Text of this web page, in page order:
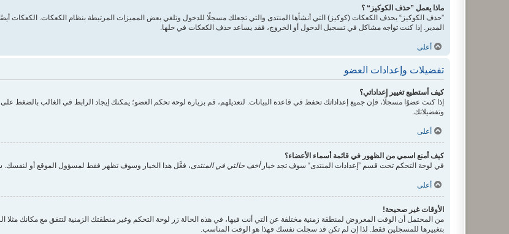
ماذا يعمل ”حذف الكوكيز“ ؟
”حذف الكوكيز“ يحذف الكعكات (كوكيز) التي أنشأها المنتدى والتي تجعلك مسجلًا للدخول وتلغي بعض المميزات المرتبطة بنظام الكعكات. الكعكات
المدير. إذا كنت تواجه مشاكل في تسجيل الدخول أو الخروج، فقد يساعد حذف الكعكات في حلها.
أعلى
تفضيلات وإعدادات العضو
كيف أستطيع تغيير إعداداتي؟
إذا كنت عضوًا مسجلًا، فإن جميع إعداداتك تحفظ في قاعدة البيانات. لتعديلهم، قم بزيارة لوحة تحكم العضو؛ يمكنك إيجاد الرابط في الغالب
وتفضيلاتك.
أعلى
كيف أمنع اسمي من الظهور في قائمة أسماء الأعضاء؟
في لوحة التحكم تحت قسم ”إعدادات المنتدى“ سوف تجد خيارأخف حالتي في المنتدى، فعَّل هذا الخيار وسوف تظهر فقط لمسؤول الموقع أو لنفسك.
أعلى
الأوقات غير صحيحة!
من المحتمل أن الوقت المعروض لمنطقة زمنية مختلفة عن التي أنت فيها، في هذه الحالة زر لوحة التحكم وغير منطقتك الزمنية لتتفق مع مكانك مثلا
بتغييرها للمسجلين فقط. لذا إن لم تكن قد سجلت نفسك فهذا هو الوقت المناسب.